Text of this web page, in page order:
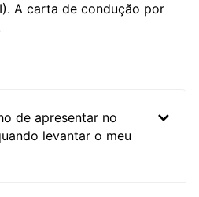
A carta de condução por
de apresentar no
levantar o meu